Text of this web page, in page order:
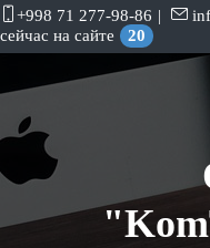
+998 71 277-98-86 |
сейчас на сайте
20